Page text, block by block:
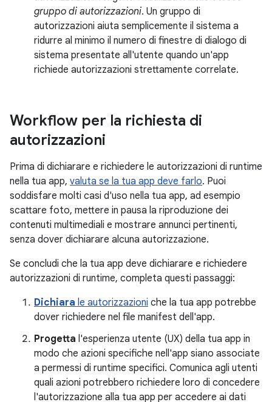
gruppo di autorizzazioni. Un gruppo di
autorizzazioni aiuta semplicemente il sistema a
ridurre al minimo il numero di finestre di dialogo di
sistema presentate all'utente quando un'app
richiede autorizzazioni strettamente correlate.
Workflow per la richiesta di
autorizzazioni
Prima di dichiarare e richiedere le autorizzazioni di runtime
nella tua app, valuta se la tua app deve farlo. Puoi
soddisfare molti casi d'uso nella tua app, ad esempio
scattare foto, mettere in pausa la riproduzione dei
contenuti multimediali e mostrare annunci pertinenti,
senza dover dichiarare alcuna autorizzazione.
Se concludi che la tua app deve dichiarare e richiedere
autorizzazioni di runtime, completa questi passaggi:
Dichiara le autorizzazioni che la tua app potrebbe
dover richiedere nel file manifest dell'app.
Progetta l'esperienza utente (UX) della tua app in
modo che azioni specifiche nell'app siano associate
a permessi di runtime specifici. Comunica agli utenti
quali azioni potrebbero richiedere loro di concedere
l'autorizzazione alla tua app per accedere ai dati